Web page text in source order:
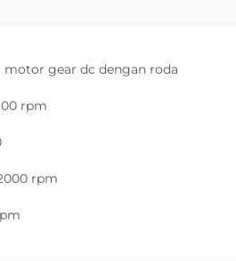
motor gear dc dengan roda
rpm
rpm